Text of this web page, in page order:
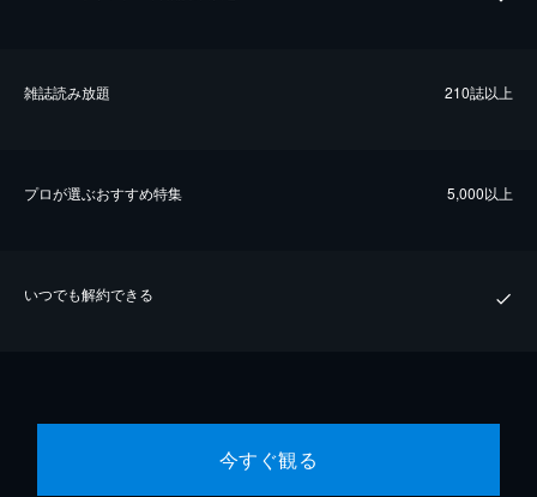
雑誌読み放題 210誌以上
プロが選ぶおすすめ特集 5,000以上
いつでも解約できる
今すぐ観る